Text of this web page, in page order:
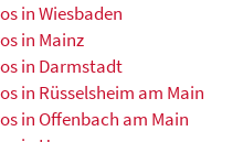
in Wiesbaden
in Mainz
in Darmstadt
in Rüsselsheim am Main
in Offenbach am Main